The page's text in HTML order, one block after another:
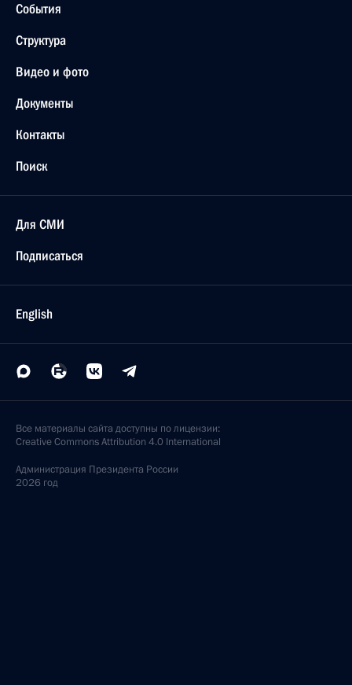
События
Структура
Видео и фото
Документы
Контакты
Поиск
Для СМИ
Подписаться
English
Все материалы сайта доступны по лицензии:
Creative Commons Attribution 4.0 International
Администрация Президента России
2026 год